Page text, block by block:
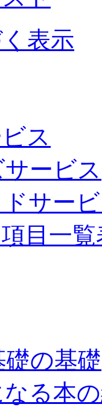
表示
ス
ービス
サー
目一覧
礎の基礎
る本